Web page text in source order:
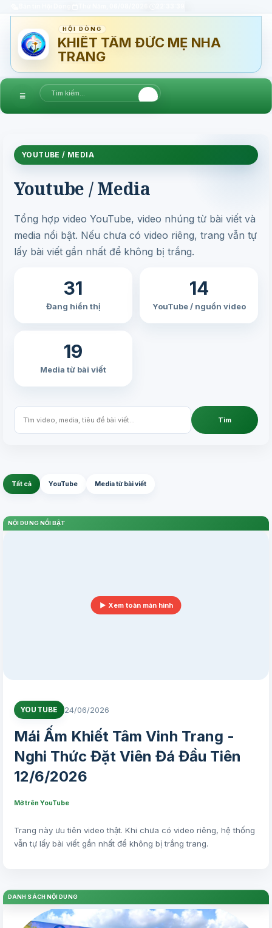
HỘI DÒNG
KHIẾT TÂM ĐỨC MẸ NHA
TRANG
☰
YOUTUBE / MEDIA
Youtube / Media
Tổng hợp video YouTube, video nhúng từ bài viết và
media nổi bật. Nếu chưa có video riêng, trang vẫn tự
lấy bài viết gần nhất để không bị trắng.
31
Đang hiển thị
14
YouTube / nguồn video
19
Media từ bài viết
Tìm
Tất cả YouTube Media từ bài viết
NỘI DUNG NỔI BẬT
▶ Xem toàn màn hình
YOUTUBE 24/06/2026
Mái Ấm Khiết Tâm Vinh Trang -
Nghi Thức Đặt Viên Đá Đầu Tiên
12/6/2026
Mở trên YouTube
Trang này ưu tiên video thật. Khi chưa có video riêng, hệ thống
vẫn tự lấy bài viết gần nhất để không bị trắng trang.
DANH SÁCH NỘI DUNG